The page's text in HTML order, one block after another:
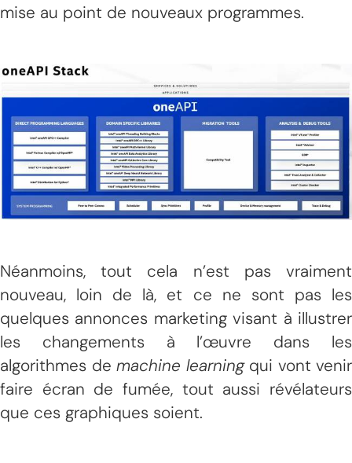
mise au point de nouveaux programmes.
Néanmoins, tout cela n’est pas vraiment
nouveau, loin de là, et ce ne sont pas les
quelques annonces marketing visant à illustrer
les changements à l’œuvre dans les
algorithmes de machine learningqui vont venir
faire écran de fumée, tout aussi révélateurs
que ces graphiques soient.